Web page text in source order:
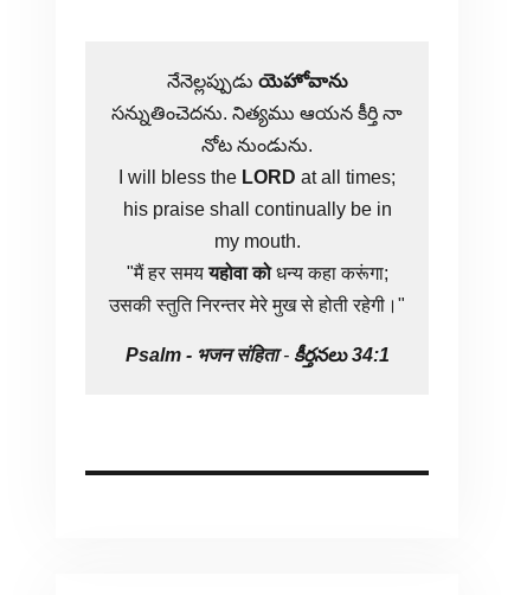
నేనెల్లప్పుడు యెహోవాను
సన్నుతించెదను. నిత్యము ఆయన కీర్తి నా
నోట నుండును.
I will bless the LORD at all times;
his praise shall continually be in
my mouth.
"मैं हर समययहोवा कोधन्य कहा करूंगा;
उसकी स्तुति निरन्तर मेरे मुख से होती रहेगी।"
Psalm - भजन संहिता- కీర్తనలు 34:1